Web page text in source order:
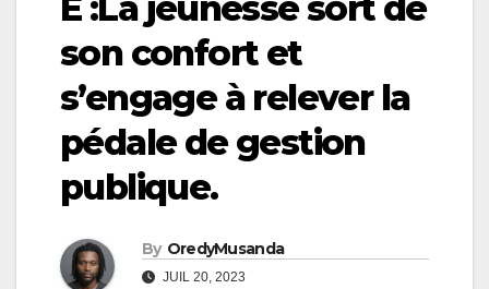
son confort et
s’engage à relever la
pédale de gestion
publique.
By OredyMusanda
JUIL 20, 2023